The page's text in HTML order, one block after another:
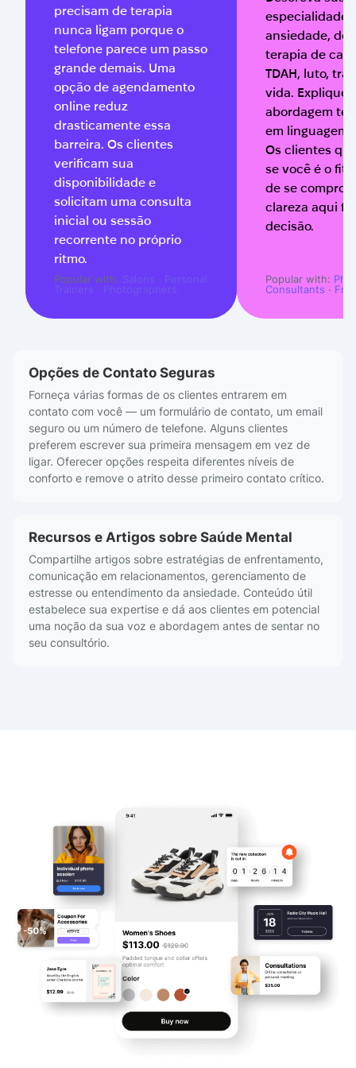
precisam de terapia
nunca ligam porque o
telefone parece um passo
grande demais. Uma
opção de agendamento
online reduz
drasticamente essa
barreira. Os clientes
verificam sua
disponibilidade e
solicitam uma consulta
inicial ou sessão
recorrente no próprio
ritmo.
Popular with: Salons · Personal
Trainers · Photographers
ansiedade,
terapia de
TDAH, luto,
vida. Explique
abordagem
em linguagem
Os clientes
se você é o fit
de se
clareza aqui
decisão.
Popular with:
Consultants ·
Opções de Contato Seguras
Forneça várias formas de os clientes entrarem em
contato com você — um formulário de contato, um email
seguro ou um número de telefone. Alguns clientes
preferem escrever sua primeira mensagem em vez de
ligar. Oferecer opções respeita diferentes níveis de
conforto e remove o atrito desse primeiro contato crítico.
Recursos e Artigos sobre Saúde Mental
Compartilhe artigos sobre estratégias de enfrentamento,
comunicação em relacionamentos, gerenciamento de
estresse ou entendimento da ansiedade. Conteúdo útil
estabelece sua expertise e dá aos clientes em potencial
uma noção da sua voz e abordagem antes de sentar no
seu consultório.